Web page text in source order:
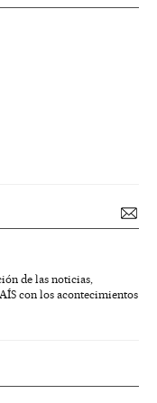
de las noticias,
con los acontecimientos